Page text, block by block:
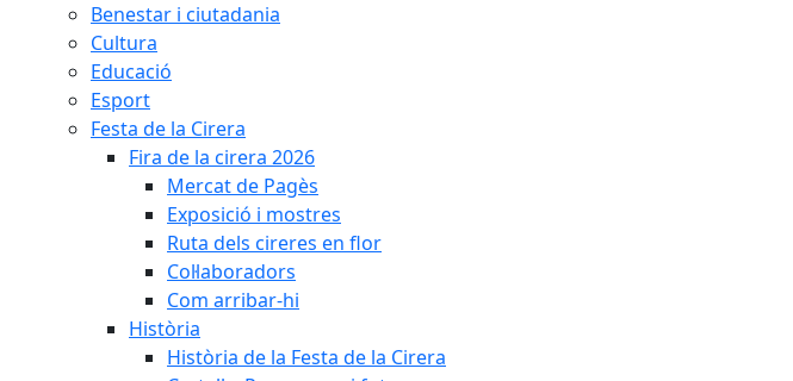
Benestar i ciutadania
Cultura
Educació
Esport
Festa de la Cirera
Fira de la cirera 2026
Mercat de Pagès
Exposició i mostres
Ruta dels cireres en flor
Col·laboradors
Com arribar-hi
Història
Història de la Festa de la Cirera